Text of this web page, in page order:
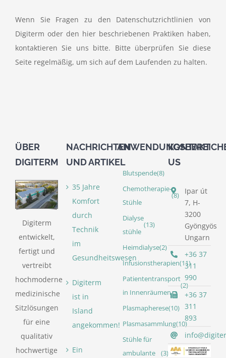
Wenn Sie Fragen zu den Datenschutzrichtlinien von
Digiterm oder den hier beschriebenen Praktiken haben,
kontaktieren Sie uns bitte. Bitte überprüfen Sie diese
Seite regelmäßig, um sich auf dem Laufenden zu halten.
ÜBER
DIGITERM
Digiterm
entwickelt,
fertigt und
vertreibt
hochmoderne
medizinische
Sitzlösungen
für eine
qualitativ
hochwertige
NACHRICHTEN
UND ARTIKEL
35 Jahre
Komfort
durch
Technik
im
Gesundheitswesen
Digiterm
ist in
Island
angekommen!
Ein
Blutspende(8)
Chemotherapie-
Stühle
(8)
Dialyse
stühle
(13)
Heimdialyse(2)
Infusionstherapien(11)
Patiententransport
in Innenräumen
(2)
Plasmapherese(10)
Plasmasammlung(10)
Stühle für
ambulante
(3)
KONTAKT
US
Ipar út
7, H-
3200
Gyöngyös
Ungarn
+36 37
311
990
+36 37
311
893